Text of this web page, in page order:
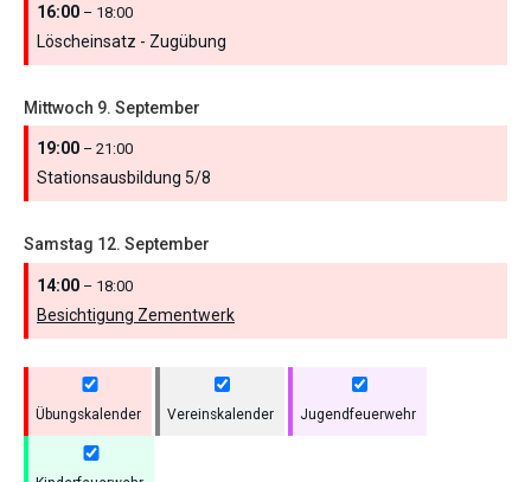
16:00 – 18:00
Löscheinsatz - Zugübung
Mittwoch 9. September
19:00 – 21:00
Stationsausbildung 5/8
Samstag 12. September
14:00 – 18:00
Besichtigung Zementwerk
Übungskalender Vereinskalender Jugendfeuerwehr